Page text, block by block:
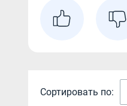
Сортировать по: